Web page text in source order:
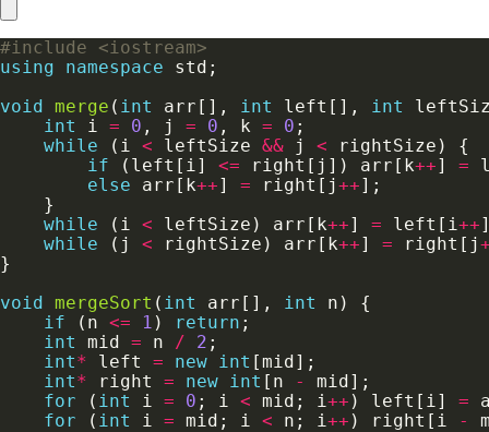
#include
<iostream>
using
namespace
void merge ( int arr[], int left[], int
int
i = 0 , j = 0 , k = 0
while (i < leftSize && j <
if (left[i] <= right[j]) arr[k++] =
else arr[k++] = right[j++
while (i < leftSize) arr[k++] = left[i++
while (j < rightSize) arr[k++] = right[j
void mergeSort ( int arr[], int
if (n <= 1 ) return
int
mid = n / 2
int* left = new int
int* right = new int [n -
for ( int i = 0 ; i < mid; i++ ) left[i] =
for ( int i = mid; i < n; i++ ) right[i -